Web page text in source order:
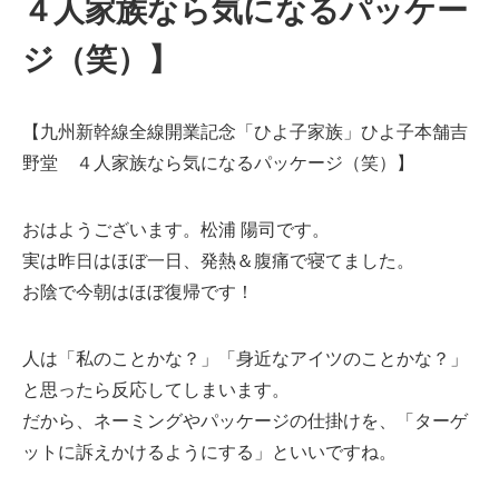
ジ（笑）】
【九州新幹線全線開業記念「ひよ子家族」ひよ子本舗吉
野堂 ４人家族なら気になるパッケージ（笑）】
おはようございます。松浦 陽司です。
実は昨日はほぼ一日、発熱＆腹痛で寝てました。
お陰で今朝はほぼ復帰です！
人は「私のことかな？」「身近なアイツのことかな？」
と思ったら反応してしまいます。
だから、ネーミングやパッケージの仕掛けを、「ターゲ
ットに訴えかけるようにする」といいですね。